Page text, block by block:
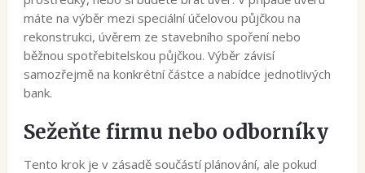
máte na výběr mezi speciální účelovou půjčkou na
rekonstrukci, úvěrem ze stavebního spoření nebo
běžnou spotřebitelskou půjčkou. Výběr závisí
samozřejmě na konkrétní částce a nabídce jednotlivých
bank.
Sežeňte firmu nebo odborníky
Tento krok je v zásadě součástí plánování, ale pokud